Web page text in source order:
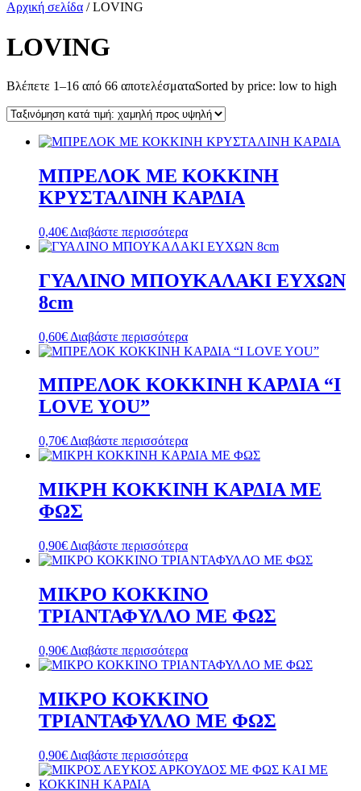
Αρχική σελίδα / LOVING
LOVING
Βλέπετε 1–16 από 66 αποτελέσματαSorted by price: low to high
ΜΠΡΕΛΟΚ ΜΕ ΚΟΚΚΙΝΗ
ΚΡΥΣΤΑΛΙΝΗ ΚΑΡΔΙΑ
0,40€ Διαβάστε περισσότερα
ΓΥΑΛΙΝΟ ΜΠΟΥΚΑΛΑΚΙ ΕΥΧΩΝ
8cm
0,60€ Διαβάστε περισσότερα
ΜΠΡΕΛΟΚ ΚΟΚΚΙΝΗ ΚΑΡΔΙΑ “I
LOVE YOU”
0,70€ Διαβάστε περισσότερα
ΜΙΚΡΗ ΚΟΚΚΙΝΗ ΚΑΡΔΙΑ ΜΕ
ΦΩΣ
0,90€ Διαβάστε περισσότερα
ΜΙΚΡΟ ΚΟΚΚΙΝΟ
ΤΡΙΑΝΤΑΦΥΛΛΟ ΜΕ ΦΩΣ
0,90€ Διαβάστε περισσότερα
ΜΙΚΡΟ ΚΟΚΚΙΝΟ
ΤΡΙΑΝΤΑΦΥΛΛΟ ΜΕ ΦΩΣ
0,90€ Διαβάστε περισσότερα